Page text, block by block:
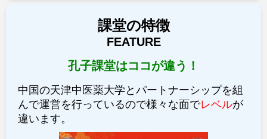
課堂の特徴
FEATURE
孔子課堂はココが違う！
中国の天津中医薬大学とパートナーシップを組
んで運営を行っているので様々な面でレベルが
違います。